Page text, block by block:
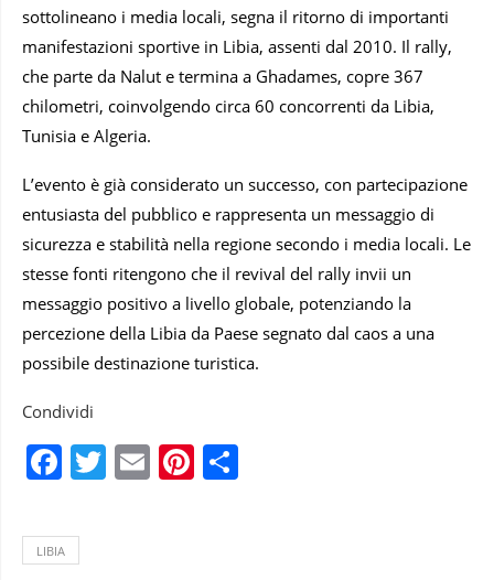
sottolineano i media locali, segna il ritorno di importanti
manifestazioni sportive in Libia, assenti dal 2010. Il rally,
che parte da Nalut e termina a Ghadames, copre 367
chilometri, coinvolgendo circa 60 concorrenti da Libia,
Tunisia e Algeria.
L’evento è già considerato un successo, con partecipazione
entusiasta del pubblico e rappresenta un messaggio di
sicurezza e stabilità nella regione secondo i media locali. Le
stesse fonti ritengono che il revival del rally invii un
messaggio positivo a livello globale, potenziando la
percezione della Libia da Paese segnato dal caos a una
possibile destinazione turistica.
Condividi
Facebook
Twitter
EmailPinterest
LIBIA